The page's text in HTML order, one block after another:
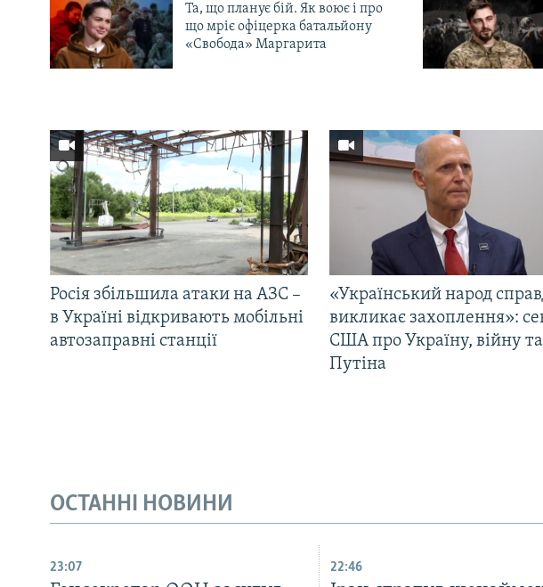
Та, що планує бій. Як воює і про
що мріє офіцерка батальйону
«Свобода» Маргарита
Росія збільшила атаки на АЗС –
в Україні відкривають мобільні
автозаправні станції
«Український народ
викликає захоплення»:
США про Україну, війну та
Путіна
ОСТАННІ НОВИНИ
23:07 22:46